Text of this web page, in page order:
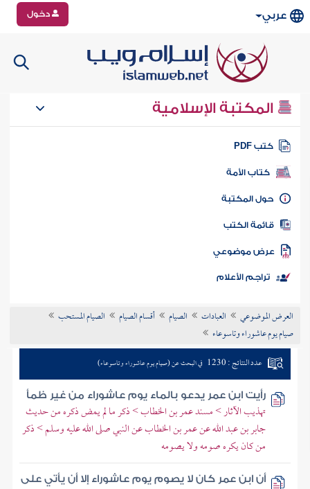
عربي دخول
المكتبة الإسلامية
كتب PDF
كتاب الأمة
المكتبة
الكتب
موضوعي
تراجم الأعلام
العرض الموضوعي العبادات الصيام أقسام الصيام
الصيام المستحب
صيام يوم عاشوراء وتاسوعاء
عدد النتائج : 1230 في البحث عن (صيام يوم عاشوراء وتاسوعاء)
رأيت ابن عمر يدعو بالماء يوم عاشوراء من غير ظمأ
تهذيب الآثار > مسند عمر بن الخطاب > ذكر ما لم يمض ذكره من حديث
جابر بن عبد الله عن عمر بن الخطاب عن النبي صلى الله عليه وسلم > ذكر
من كان يكره صومه ولا يصومه
أن ابن عمر كان لا يصوم يوم عاشوراء إلا أن يأتي على